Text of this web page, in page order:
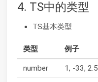
4. TS中的类型
TS基本类型
类型 例子
number 1, -33, 2.5